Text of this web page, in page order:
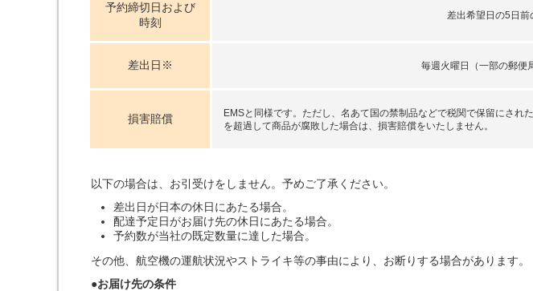
予約締切日および
時刻
差出希望日の5日前
差出日※ 毎週火曜日（一部の郵便
損害賠償
EMSと同様です。ただし、名あて国の禁制品などで税関で保留にされ
を超過して商品が腐敗した場合は、損害賠償をいたしません。
以下の場合は、お引受けをしません。予めご了承ください。
差出日が日本の休日にあたる場合。
配達予定日がお届け先の休日にあたる場合。
予約数が当社の既定数量に達した場合。
その他、航空機の運航状況やストライキ等の事由により、お断りする場合があります。
●お届け先の条件